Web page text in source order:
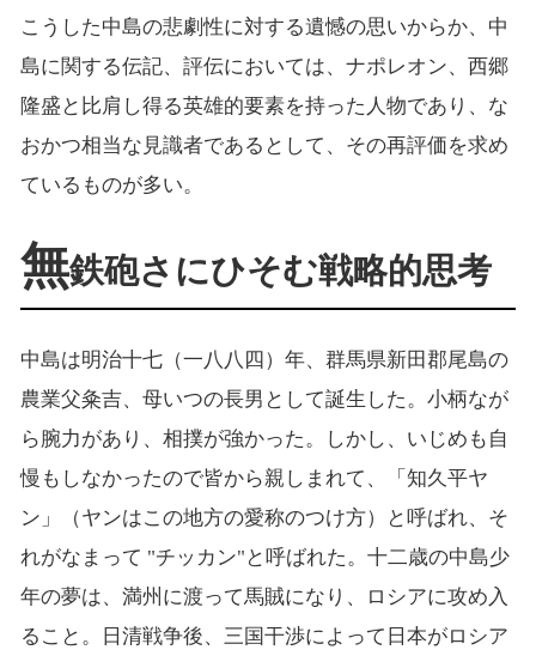
こうした中島の悲劇性に対する遺憾の思いからか、中
島に関する伝記、評伝においては、ナポレオン、西郷
隆盛と比肩し得る英雄的要素を持った人物であり、な
おかつ相当な見識者であるとして、その再評価を求め
ているものが多い。
無鉄砲さにひそむ戦略的思考
中島は明治十七（一八八四）年、群馬県新田郡尾島の
農業父粂吉、母いつの長男として誕生した。小柄なが
ら腕力があり、相撲が強かった。しかし、いじめも自
慢もしなかったので皆から親しまれて、「知久平ヤ
ン」（ヤンはこの地方の愛称のつけ方）と呼ばれ、そ
れがなまって "チッカン"と呼ばれた。十二歳の中島少
年の夢は、満州に渡って馬賊になり、ロシアに攻め入
ること。日清戦争後、三国干渉によって日本がロシア